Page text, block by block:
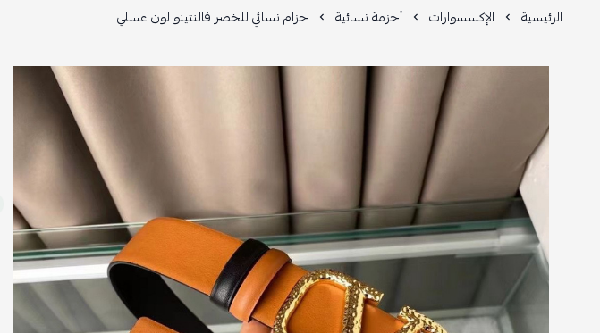
الرئيسية الإكسسوارات أحزمة نسائية حزام نسائي للخصر فالنتينو لون عسلي